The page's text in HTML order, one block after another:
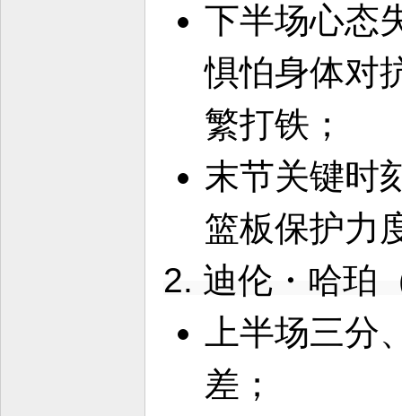
下半场心态
惧怕身体对
繁打铁；
末节关键时
篮板保护力
2. 迪伦・哈珀
上半场三
差；